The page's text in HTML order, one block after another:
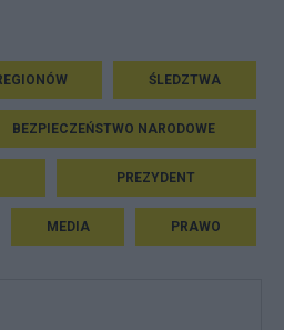
ŚLEDZTWA
BEZPIECZEŃSTWO NARODOWE
PREZYDENT
MEDIA PRAWO